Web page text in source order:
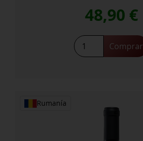
48,90 €
HUT
Alsace
Comprar
Rumanía